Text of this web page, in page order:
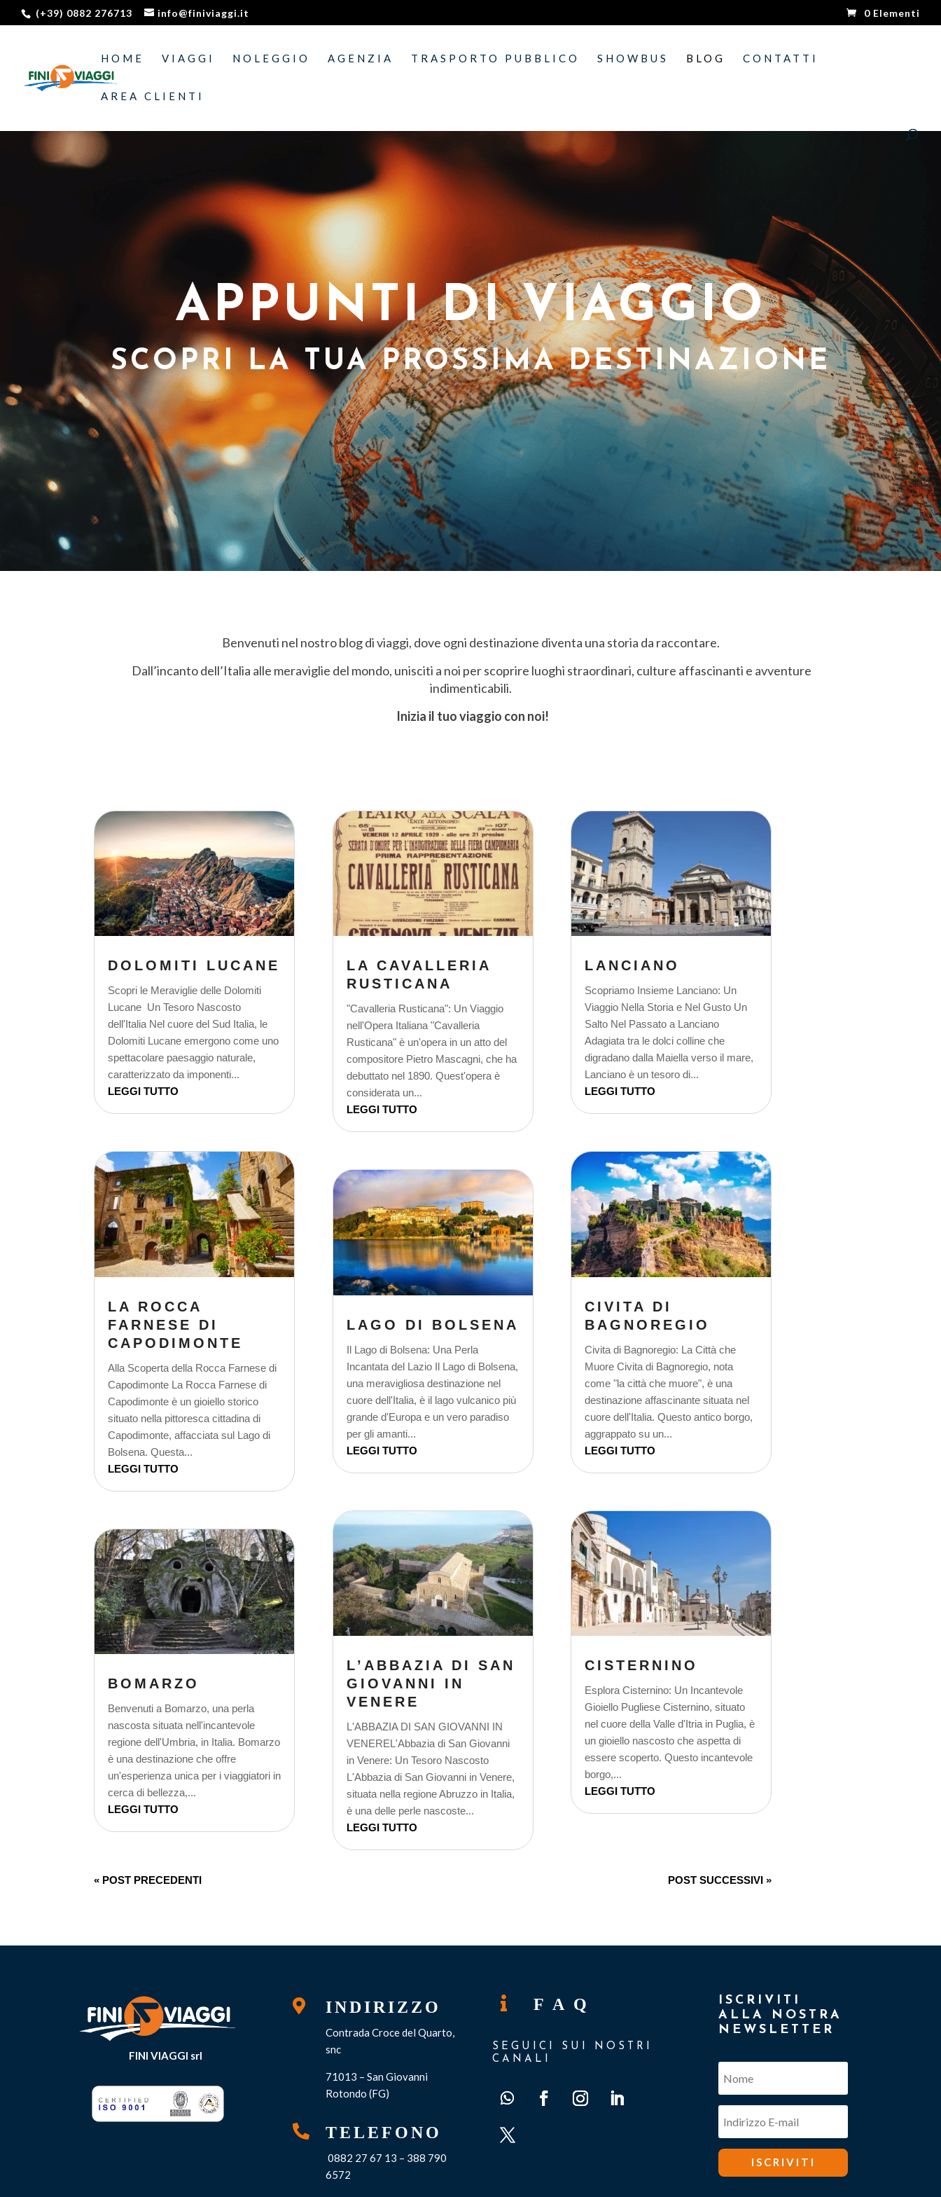
(+39) 0882 276713 info@finiviaggi.it 0 Elementi
HOME VIAGGI NOLEGGIO AGENZIA TRASPORTO PUBBLICO SHOWBUS BLOG CONTATTI
AREA CLIENTI
APPUNTI DI VIAGGIO
SCOPRI LA TUA PROSSIMA DESTINAZIONE
Benvenuti nel nostro blog di viaggi, dove ogni destinazione diventa una storia da raccontare.
Dall’incanto dell’Italia alle meraviglie del mondo, unisciti a noi per scoprire luoghi straordinari, culture affascinanti e avventure
indimenticabili.
Inizia il tuo viaggio con noi!
DOLOMITI LUCANE
Scopri le Meraviglie delle Dolomiti
Lucane Un Tesoro Nascosto
dell'Italia Nel cuore del Sud Italia, le
Dolomiti Lucane emergono come uno
spettacolare paesaggio naturale,
caratterizzato da imponenti...
LEGGI TUTTO
LA ROCCA
FARNESE DI
CAPODIMONTE
Alla Scoperta della Rocca Farnese di
Capodimonte La Rocca Farnese di
Capodimonte è un gioiello storico
situato nella pittoresca cittadina di
Capodimonte, affacciata sul Lago di
Bolsena. Questa...
LEGGI TUTTO
BOMARZO
Benvenuti a Bomarzo, una perla
nascosta situata nell'incantevole
regione dell'Umbria, in Italia. Bomarzo
è una destinazione che offre
un'esperienza unica per i viaggiatori in
cerca di bellezza,...
LEGGI TUTTO
LA CAVALLERIA
RUSTICANA
"Cavalleria Rusticana": Un Viaggio
nell'Opera Italiana "Cavalleria
Rusticana" è un'opera in un atto del
compositore Pietro Mascagni, che ha
debuttato nel 1890. Quest'opera è
considerata un...
LEGGI TUTTO
LAGO DI BOLSENA
Il Lago di Bolsena: Una Perla
Incantata del Lazio Il Lago di Bolsena,
una meravigliosa destinazione nel
cuore dell'Italia, è il lago vulcanico più
grande d'Europa e un vero paradiso
per gli amanti...
LEGGI TUTTO
L’ABBAZIA DI SAN
GIOVANNI IN
VENERE
L'ABBAZIA DI SAN GIOVANNI IN
VENEREL'Abbazia di San Giovanni
in Venere: Un Tesoro Nascosto
L'Abbazia di San Giovanni in Venere,
situata nella regione Abruzzo in Italia,
è una delle perle nascoste...
LEGGI TUTTO
LANCIANO
Scopriamo Insieme Lanciano: Un
Viaggio Nella Storia e Nel Gusto Un
Salto Nel Passato a Lanciano
Adagiata tra le dolci colline che
digradano dalla Maiella verso il mare,
Lanciano è un tesoro di...
LEGGI TUTTO
CIVITA DI
BAGNOREGIO
Civita di Bagnoregio: La Città che
Muore Civita di Bagnoregio, nota
come "la città che muore", è una
destinazione affascinante situata nel
cuore dell'Italia. Questo antico borgo,
aggrappato su un...
LEGGI TUTTO
CISTERNINO
Esplora Cisternino: Un Incantevole
Gioiello Pugliese Cisternino, situato
nel cuore della Valle d'Itria in Puglia, è
un gioiello nascosto che aspetta di
essere scoperto. Questo incantevole
borgo,...
LEGGI TUTTO
« POST PRECEDENTI POST SUCCESSIVI »
FINI VIAGGI srl
 INDIRIZZO
Contrada Croce del Quarto,
snc
71013 – San Giovanni
Rotondo (FG)
 TELEFONO
0882 27 67 13 – 388 790
6572
 F A Q
SEGUICI SUI NOSTRI
CANALI
ISCRIVITI
ALLA NOSTRA
NEWSLETTER
ISCRIVITI